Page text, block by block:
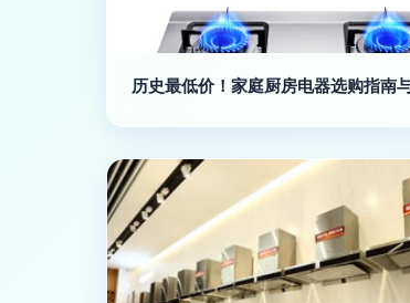
历史最低价！家庭厨房电器选购指南